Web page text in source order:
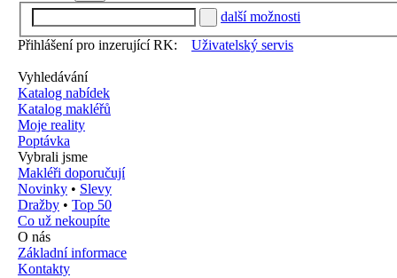
další možnosti
Přihlášení pro inzerující RK:
Uživatelský servis
Vyhledávání
Katalog nabídek
Katalog makléřů
Moje reality
Poptávka
Vybrali jsme
Makléři doporučují
Novinky • Slevy
Dražby • Top 50
Co už nekoupíte
O nás
Základní informace
Kontakty